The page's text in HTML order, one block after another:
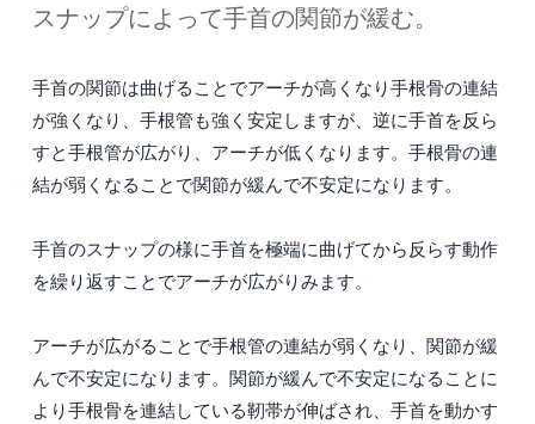
スナップによって手首の関節が緩む。
手首の関節は曲げることでアーチが高くなり手根骨の連結
が強くなり、手根管も強く安定しますが、逆に手首を反ら
すと手根管が広がり、アーチが低くなります。手根骨の連
結が弱くなることで関節が緩んで不安定になります。
手首のスナップの様に手首を極端に曲げてから反らす動作
を繰り返すことでアーチが広がりみます。
アーチが広がることで手根管の連結が弱くなり、関節が緩
んで不安定になります。関節が緩んで不安定になることに
より手根骨を連結している靭帯が伸ばされ、手首を動かす